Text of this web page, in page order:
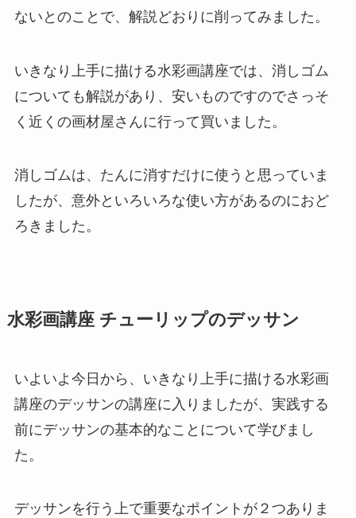
ないとのことで、解説どおりに削ってみました。
いきなり上手に描ける水彩画講座では、消しゴム
についても解説があり、安いものですのでさっそ
く近くの画材屋さんに行って買いました。
消しゴムは、たんに消すだけに使うと思っていま
したが、意外といろいろな使い方があるのにおど
ろきました。
水彩画講座 チューリップのデッサン
いよいよ今日から、いきなり上手に描ける水彩画
講座のデッサンの講座に入りましたが、実践する
前にデッサンの基本的なことについて学びまし
た。
デッサンを行う上で重要なポイントが２つありま